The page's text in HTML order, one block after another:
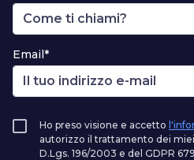
Email*
Ho preso visione e accetto
autorizzo il trattamento dei
D.Lgs. 196/2003 e del GDPR